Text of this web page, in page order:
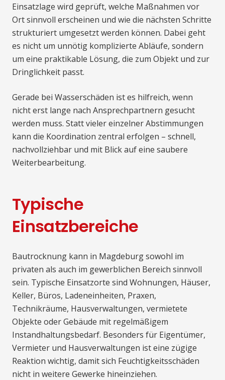
Einsatzlage wird geprüft, welche Maßnahmen vor
Ort sinnvoll erscheinen und wie die nächsten Schritte
strukturiert umgesetzt werden können. Dabei geht
es nicht um unnötig komplizierte Abläufe, sondern
um eine praktikable Lösung, die zum Objekt und zur
Dringlichkeit passt.
Gerade bei Wasserschäden ist es hilfreich, wenn
nicht erst lange nach Ansprechpartnern gesucht
werden muss. Statt vieler einzelner Abstimmungen
kann die Koordination zentral erfolgen – schnell,
nachvollziehbar und mit Blick auf eine saubere
Weiterbearbeitung.
Typische
Einsatzbereiche
Bautrocknung kann in Magdeburg sowohl im
privaten als auch im gewerblichen Bereich sinnvoll
sein. Typische Einsatzorte sind Wohnungen, Häuser,
Keller, Büros, Ladeneinheiten, Praxen,
Technikräume, Hausverwaltungen, vermietete
Objekte oder Gebäude mit regelmäßigem
Instandhaltungsbedarf. Besonders für Eigentümer,
Vermieter und Hausverwaltungen ist eine zügige
Reaktion wichtig, damit sich Feuchtigkeitsschäden
nicht in weitere Gewerke hineinziehen.